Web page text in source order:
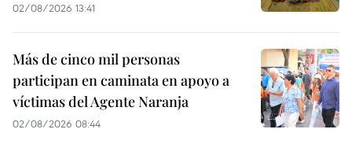
02/08/2026 13:41
Más de cinco mil personas
participan en caminata en apoyo a
víctimas del Agente Naranja
02/08/2026 08:44